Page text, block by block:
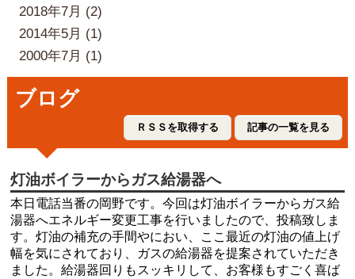
2018年7月 (2)
2014年5月 (1)
2000年7月 (1)
ブログ
記事の一覧を見る
ＲＳＳを取得する
灯油ボイラーからガス給湯器へ
本日電話当番の岡野です。今回は灯油ボイラーからガス給
湯器へエネルギー変更工事を行いましたので、投稿致しま
す。灯油の補充の手間やにおい、ここ最近の灯油の値上げ
幅を気にされており、ガスの給湯器を提案されていただき
ました。給湯器回りもスッキリして、お客様もすごく喜ば